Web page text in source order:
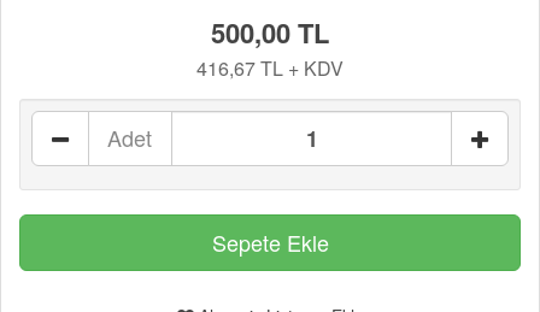
500,00 TL
416,67 TL + KDV
Adet